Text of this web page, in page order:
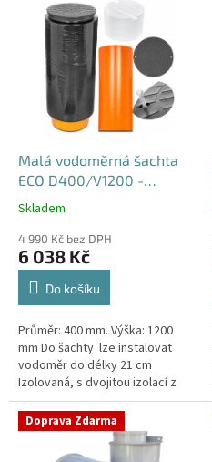
Malá vodoměrná šachta
ECO D400/V1200 -
samonosná
Průměrné
produktu
je
4,5
hvězdiček.
Skladem
4 990 Kč bez DPH
6 038 Kč
Do košíku
Průměr: 400 mm. Výška: 1200
mm Do šachty lze instalovat
vodoměr do délky 21 cm
Izolovaná, s dvojitou izolací z
tvrzeného
polystyrenuSamonosná
vodoměrná šachta DN400 -...
Doprava Zdarma